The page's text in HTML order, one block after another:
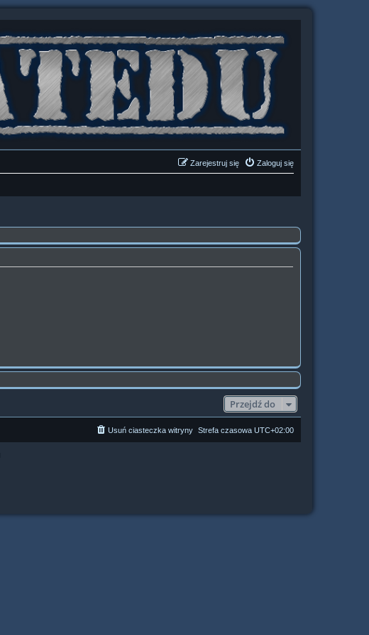
Zaloguj się
Zarejestruj się
Przejdź do
Strefa czasowa UTC+02:00
Usuń ciasteczka witryny